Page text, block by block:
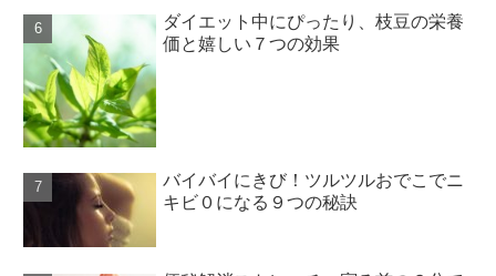
ダイエット中にぴったり、枝豆の栄養
価と嬉しい７つの効果
バイバイにきび！ツルツルおでこでニ
キビ０になる９つの秘訣